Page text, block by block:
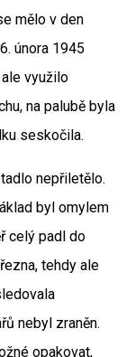
mělo v den
února 1945
využilo
na palubě byla
seskočila.
nepřiletělo.
byl omylem
celý padl do
tehdy ale
nebyl zraněn.
opakovat,